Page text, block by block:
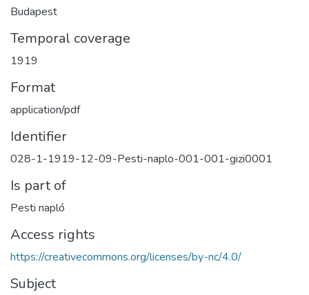
Budapest
Temporal coverage
1919
Format
application/pdf
Identifier
028-1-1919-12-09-Pesti-naplo-001-001-gizi0001
Is part of
Pesti napló
Access rights
https://creativecommons.org/licenses/by-nc/4.0/
Subject